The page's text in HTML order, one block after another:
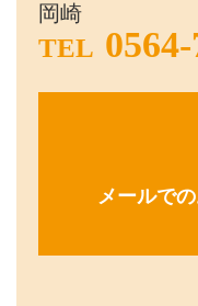
岡崎
TEL
メールで